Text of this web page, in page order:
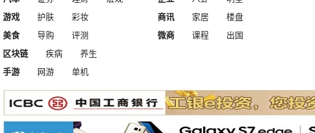
游戏
护肤
彩妆
美食
导购 评测
商讯 家居
楼盘
微商
课程
出国
区块链
疾病
养生
手游
网游 单机